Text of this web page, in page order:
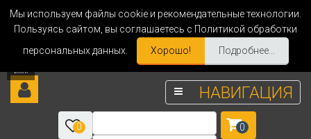
Мы используем файлы cookie и рекомендательные технологии.
Пользуясь сайтом, вы соглашаетесь с Политикой обработки
персональных данных.
Хорошо! Подробнее...
НАВИГАЦИЯ
0 0